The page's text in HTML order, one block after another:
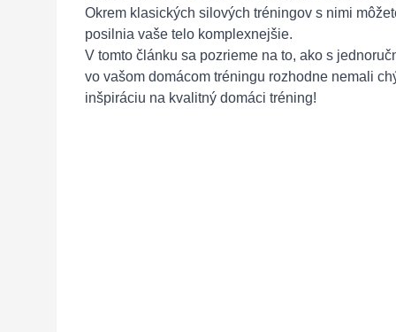
Okrem klasických silových tréningov s nimi
posilnia vaše telo komplexnejšie.
V tomto článku sa pozrieme na to, ako s
vo vašom domácom tréningu rozhodne nemali
inšpiráciu na kvalitný domáci tréning!